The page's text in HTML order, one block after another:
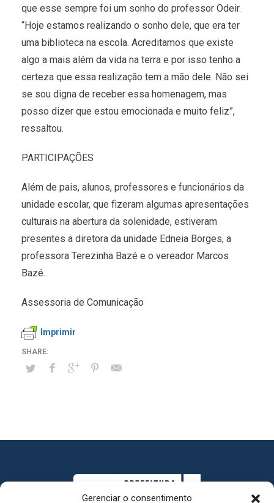
Gerenciar o consentimento
que esse sempre foi um sonho do professor Odeir.
“Hoje estamos realizando o sonho dele, que era ter
uma biblioteca na escola. Acreditamos que existe
algo a mais além da vida na terra e por isso tenho a
certeza que essa realização tem a mão dele. Não sei
se sou digna de receber essa homenagem, mas
posso dizer que estou emocionada e muito feliz”,
ressaltou.
PARTICIPAÇÕES
Além de pais, alunos, professores e funcionários da
unidade escolar, que fizeram algumas apresentações
culturais na abertura da solenidade, estiveram
presentes a diretora da unidade Edneia Borges, a
professora Terezinha Bazé e o vereador Marcos
Bazé.
Assessoria de Comunicação
Imprimir